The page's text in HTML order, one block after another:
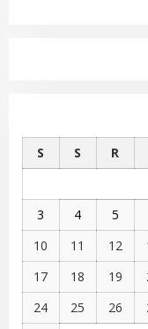
S
S R
3
4 5
10
11 12
17
18 19
24
25 26